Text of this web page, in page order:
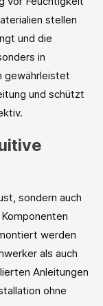
stellen
und die
in
gewährleistet
und schützt
sondern auch
werden
als auch
Anleitungen
ohne